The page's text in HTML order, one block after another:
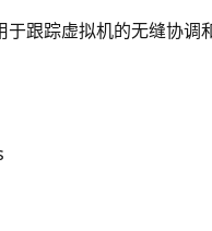
跟踪虚拟机的无缝协调